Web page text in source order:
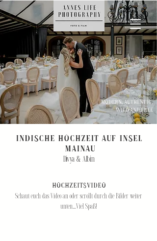
modern, authentic,
wild and free
indische Hochzeit auf Insel
Mainau
Divya & Albin
Hochzeitsvideo
Schaut euch das Video an oder scrollt durch die Bilder weiter
unten…Viel Spaß!